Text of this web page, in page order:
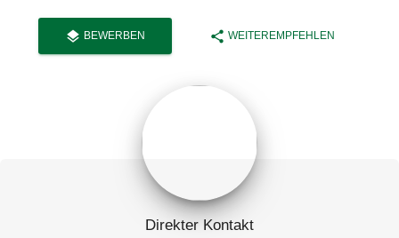
layers BEWERBEN share WEITEREMPFEHLEN
Direkter Kontakt